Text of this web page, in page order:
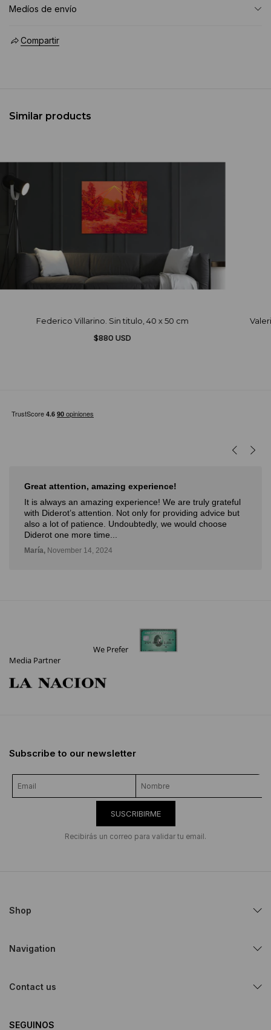
Medíos de envío
Compartir
Similar products
Federico Villarino. Sin titulo, 40 x 50 cm
$880 USD
Great attention, amazing experience!
It is always an amazing experience! We are truly grateful
with Diderot’s attention. Not only for providing advice but
also a lot of patience. Undoubtedly, we would choose
Diderot one more time...
María, November 14, 2024
We Prefer
Media Partner
Subscribe to our newsletter
SUSCRIBIRME
Recibirás un correo para validar tu email.
Shop
Navigation
Contact us
SEGUINOS